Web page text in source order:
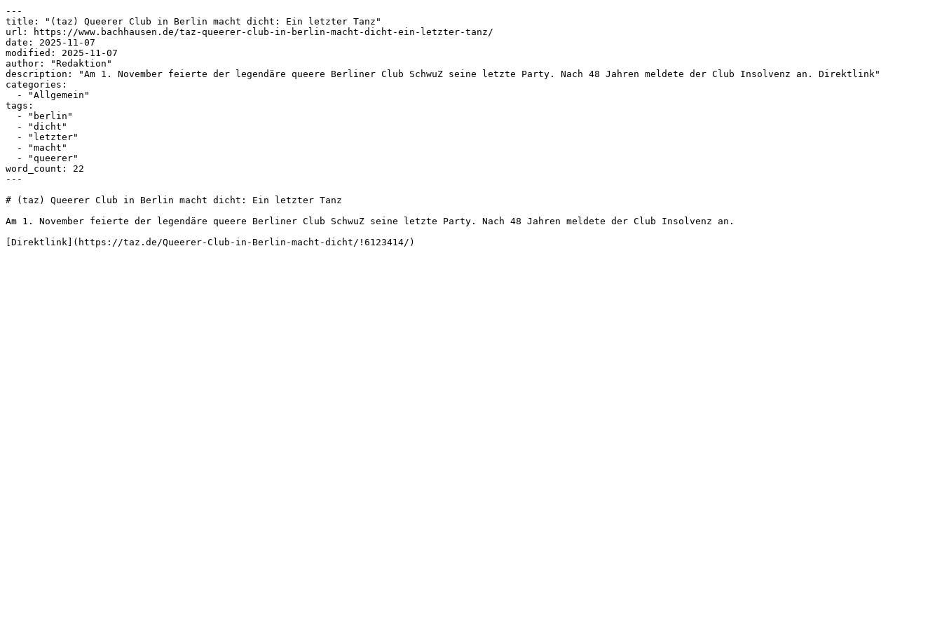
---
title: "(taz) Queerer Club in Berlin macht dicht: Ein letzter Tanz"
url: https://www.bachhausen.de/taz-queerer-club-in-berlin-macht-dicht-ein-letzter-tanz/
date: 2025-11-07
modified: 2025-11-07
author: "Redaktion"
description: "Am 1. November feierte der legendäre queere Berliner Club SchwuZ seine letzte Party. Nach 48 Jahren meldete der Club Insolvenz an. Direktlink"
categories:
tags:
word_count: 22
---
# (taz) Queerer Club in Berlin macht dicht: Ein letzter Tanz
Am 1. November feierte der legendäre queere Berliner Club SchwuZ seine letzte Party. Nach 48 Jahren meldete der Club Insolvenz an.
[Direktlink](https://taz.de/Queerer-Club-in-Berlin-macht-dicht/!6123414/)